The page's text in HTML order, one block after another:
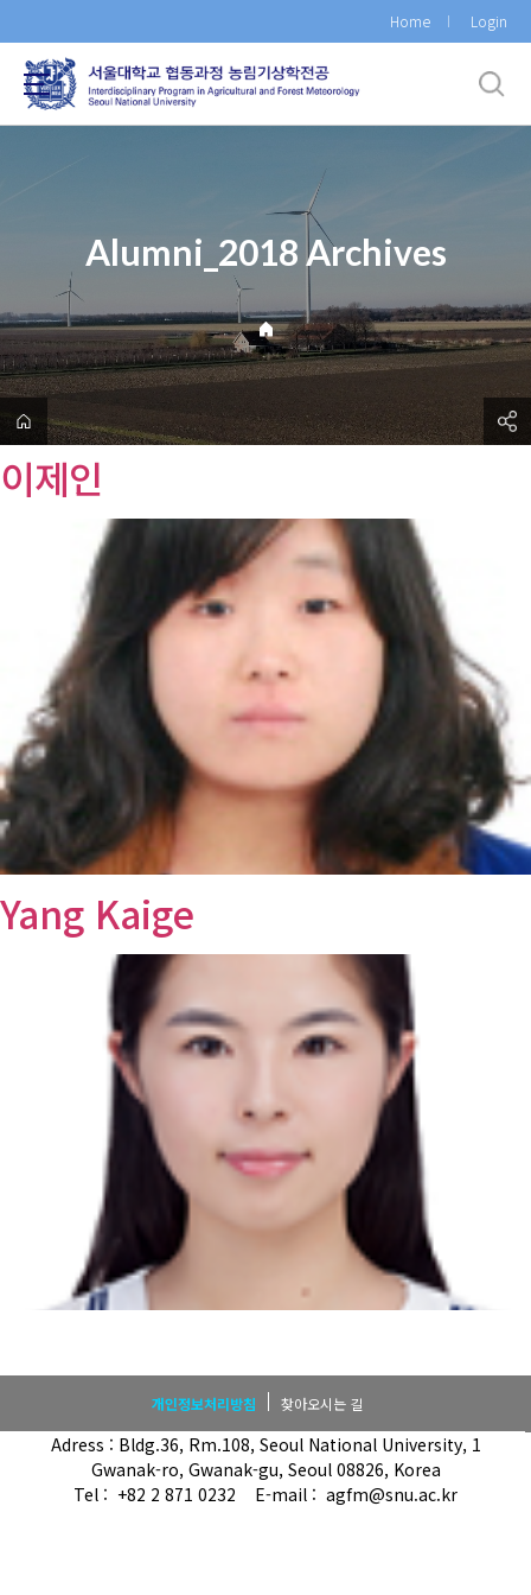
로
메
Home Login
Alumni_2018 Archives
이제인
Yang Kaige
개인정보처리방침 찾아오시는 길
Adress : Bldg.36, Rm.108, Seoul National University, 1
Gwanak-ro, Gwanak-gu, Seoul 08826, Korea
Tel : +82 2 871 0232 E-mail : agfm@snu.ac.kr